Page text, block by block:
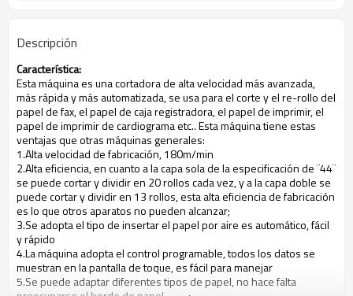
Descripción
Característica:
Esta máquina es una cortadora de alta velocidad más avanzada,
más rápida y más automatizada, se usa para el corte y el re-rollo del
papel de fax, el papel de caja registradora, el papel de imprimir, el
papel de imprimir de cardiograma etc.. Esta máquina tiene estas
ventajas que otras máquinas generales:
1.Alta velocidad de fabricación, 180m/min
2.Alta eficiencia, en cuanto a la capa sola de la especificación de ¨44¨
se puede cortar y dividir en 20 rollos cada vez, y a la capa doble se
puede cortar y dividir en 13 rollos, esta alta eficiencia de fabricación
es lo que otros aparatos no pueden alcanzar;
3.Se adopta el tipo de insertar el papel por aire es automático, fácil
y rápido
4.La máquina adopta el control programable, todos los datos se
muestran en la pantalla de toque, es fácil para manejar
5.Se puede adaptar diferentes tipos de papel, no hace falta